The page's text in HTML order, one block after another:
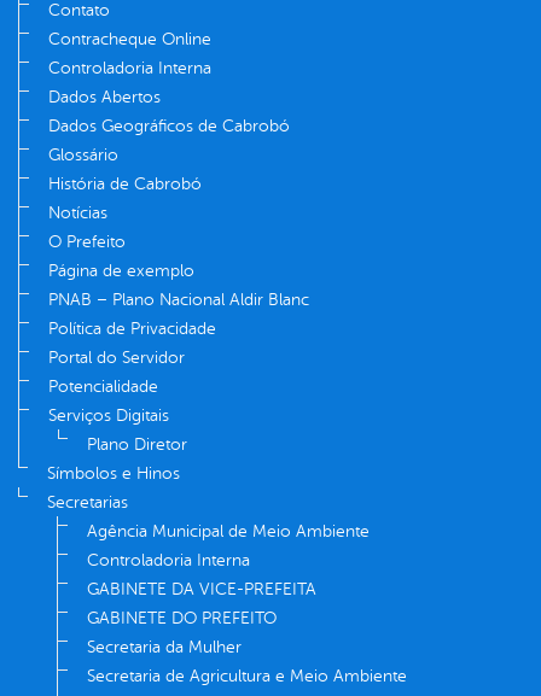
Contato
Contracheque Online
Controladoria Interna
Dados Abertos
Dados Geográficos de Cabrobó
Glossário
História de Cabrobó
Notícias
O Prefeito
Página de exemplo
PNAB – Plano Nacional Aldir Blanc
Política de Privacidade
Portal do Servidor
Potencialidade
Serviços Digitais
Plano Diretor
Símbolos e Hinos
Secretarias
Agência Municipal de Meio Ambiente
Controladoria Interna
GABINETE DA VICE-PREFEITA
GABINETE DO PREFEITO
Secretaria da Mulher
Secretaria de Agricultura e Meio Ambiente